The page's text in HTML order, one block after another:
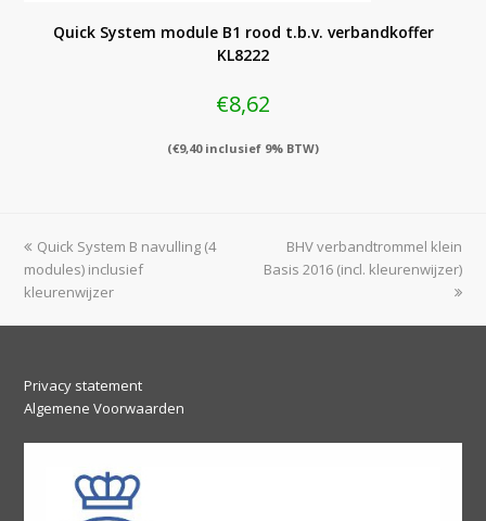
Quick System module B1 rood t.b.v. verbandkoffer
KL8222
€8,62
(€9,40inclusief 9% BTW)
previous
post:
Quick System B navulling (4
modules) inclusief
kleurenwijzer
next
post:
BHV verbandtrommel klein
Basis 2016 (incl. kleurenwijzer)
Privacy statement
Algemene Voorwaarden